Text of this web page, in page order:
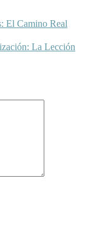
El Camino Real
La Lección